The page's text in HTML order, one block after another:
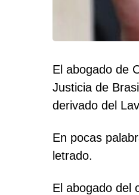
El abogado de
Justicia de
derivado del
En pocas
letrado.
El abogado del